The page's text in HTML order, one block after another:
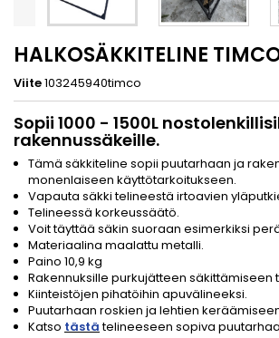
HALKOSÄKKITELINE
Viite103245940timco
Sopii 1000 - 1500L
rakennussäkeille.
Tämä säkkiteline sopii puutarhaan ja
monenlaiseen käyttötarkoitukseen.
Vapauta säkki telineestä irtoavien
Telineessä korkeussäätö.
Voit täyttää säkin suoraan esimerkiksi
Materiaalina maalattu metalli.
Paino 10,9 kg
Rakennuksille purkujätteen säkittämiseen
Kiinteistöjen pihatöihin apuvälineeksi.
Puutarhaan roskien ja lehtien
Katso tästätelineeseen sopiva